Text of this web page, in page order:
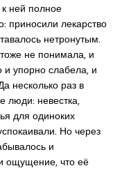
ней полное
приносили лекарство
нетронутым.
не понимала, и
и упорно слабела, и
несколько раз в
люди: невестка,
для одиноких
Но через
и
ощущение, что её